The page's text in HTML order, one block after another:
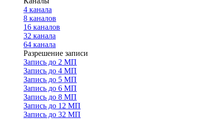
4 канала
8 каналов
16 каналов
32 канала
64 канала
Разрешение записи
Запись до 2 МП
Запись до 4 МП
Запись до 5 МП
Запись до 6 МП
Запись до 8 МП
Запись до 12 МП
Запись до 32 МП